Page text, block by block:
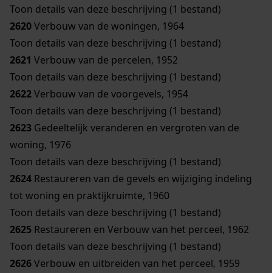
Toon details van deze beschrijving (1 bestand)
2620Verbouw van de woningen, 1964
Toon details van deze beschrijving (1 bestand)
2621 Verbouw van de percelen, 1952
Toon details van deze beschrijving (1 bestand)
2622Verbouw van de voorgevels, 1954
Toon details van deze beschrijving (1 bestand)
2623 Gedeeltelijk veranderen en vergroten van de
woning, 1976
Toon details van deze beschrijving (1 bestand)
2624 Restaureren van de gevels en wijziging indeling
tot woning en praktijkruimte, 1960
Toon details van deze beschrijving (1 bestand)
2625 Restaureren en Verbouw van het perceel, 1962
Toon details van deze beschrijving (1 bestand)
2626Verbouw en uitbreiden van het perceel, 1959